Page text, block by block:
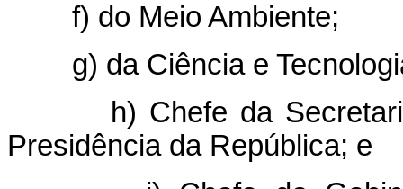
f) do Meio Ambiente;
g) da Ciência e
h) Chefe da Secretaria
Presidência da República; e